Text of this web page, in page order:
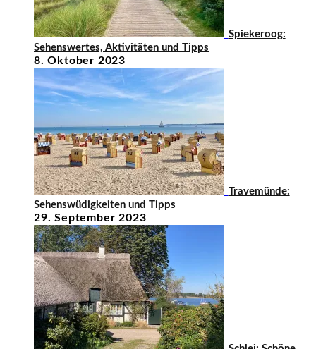
Spiekeroog:
Sehenswertes, Aktivitäten und Tipps
8. Oktober 2023
Travemünde:
Sehenswüdigkeiten und Tipps
29. September 2023